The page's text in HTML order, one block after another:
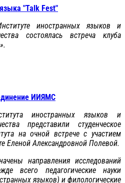
"Talk Fest"
иностранных языков и
состоялась встреча клуба
ИИЯМС
иностранных языков и
представили студенческое
на очной встрече с участием
Еленой Александровной Полевой.
направления исследований
всего педагогические науки
языков) и филологические